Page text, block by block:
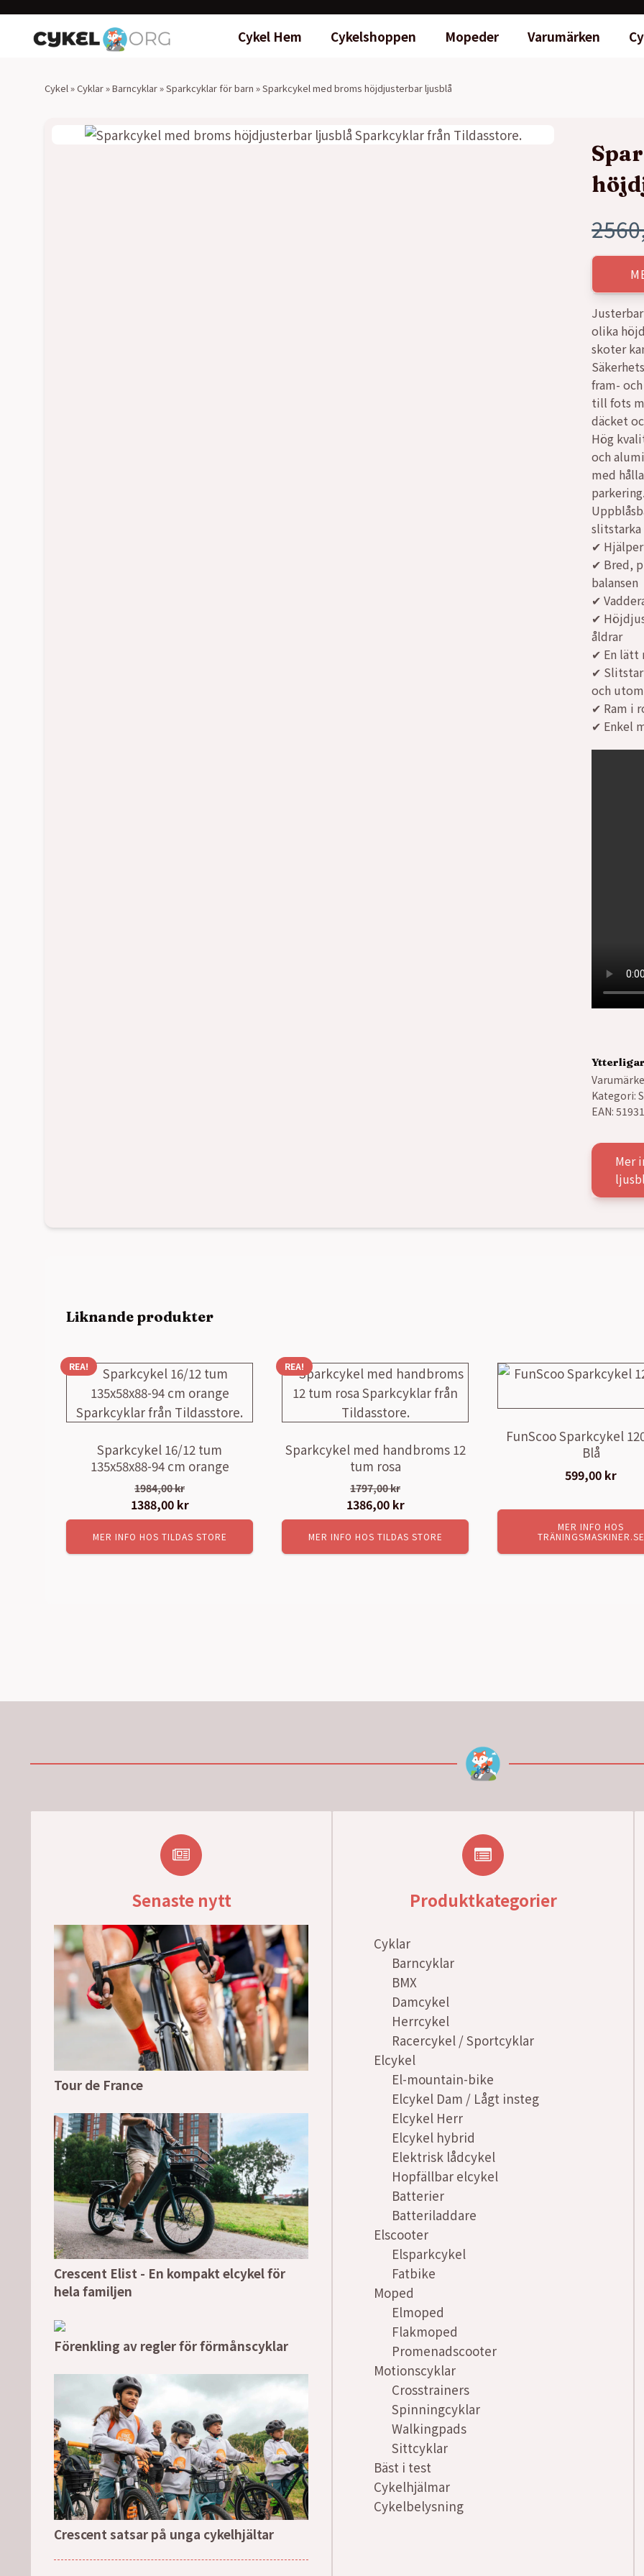
Cykel Hem Cykelshoppen Mopeder Varumärken
Cykel »Cyklar»Barncyklar»Sparkcyklar för barn »Sparkcykel med broms höjdjusterbar ljusblå
Det
var:
Det
är:
olika
skoter
fram-
till fots
däcket
Hög
och
med
slitstarka
✔
✔ Bred,
balansen
✔
✔
åldrar
✔ En lätt
✔
och
✔ Ram i
✔ Enkel
Kategori:
EAN:
Mer
Liknande produkter
REA!
Sparkcykel 16/12 tum
135x58x88-94 cm orange
1984,00kr
Det
ursprungliga
priset
var:
1388,00 krDet
nuvarande
priset
är:
MER INFO HOS TILDAS STORE
REA!
Sparkcykel med handbroms 12
tum rosa
1797,00kr
Det
ursprungliga
priset
var:
1386,00 krDet
nuvarande
priset
är:
MER INFO HOS TILDAS STORE
FunScoo Sparkcykel
Blå
599,00 kr
MER INFO HOS
TRÄNINGSMASKINER.SE
Senaste nytt
Tour de France
Crescent Elist - En kompakt elcykel för
hela familjen
Förenkling av regler för förmånscyklar
Crescent satsar på unga cykelhjältar
Produktkategorier
Cyklar
Barncyklar
BMX
Damcykel
Herrcykel
Racercykel / Sportcyklar
Elcykel
El-mountain-bike
Elcykel Dam / Lågt insteg
Elcykel Herr
Elcykel hybrid
Elektrisk lådcykel
Hopfällbar elcykel
Batterier
Batteriladdare
Elscooter
Elsparkcykel
Fatbike
Moped
Elmoped
Flakmoped
Promenadscooter
Motionscyklar
Crosstrainers
Spinningcyklar
Walkingpads
Sittcyklar
Bäst i test
Cykelhjälmar
Cykelbelysning